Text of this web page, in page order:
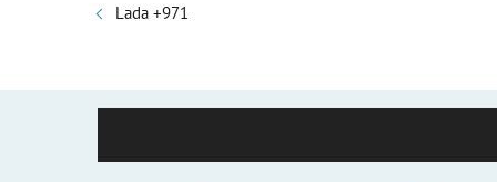
Lada +971